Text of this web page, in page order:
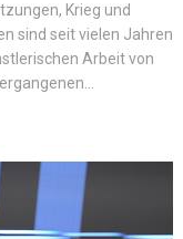
Krieg und
sind seit vielen Jahren
Arbeit von